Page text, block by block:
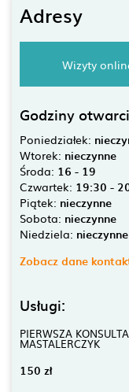
Adresy
Wizyty
Godziny
Poniedziałek:
Wtorek: nieczynne
Środa: 16 - 19
Czwartek: 19:30 -
Piątek: nieczynne
Sobota: nieczynne
Niedziela: nieczynne
Zobacz dane
Usługi:
PIERWSZA
MASTALERCZYK
150 zł